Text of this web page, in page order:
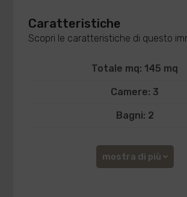
Caratteristiche
Scopri le caratteristiche di questo
Totale mq: 145 mq
Camere: 3
Bagni: 2
mostra di più